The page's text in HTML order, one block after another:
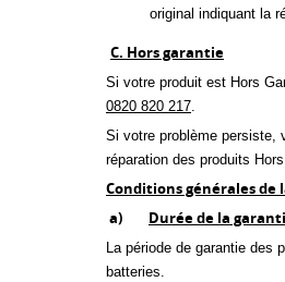
original indiquant la
C. Hors garantie
Si votre produit est Hors
0820 820 217.
Si votre problème persiste,
réparation des produits
Conditions générales
a)
Durée de la
La période de garantie des
batteries.